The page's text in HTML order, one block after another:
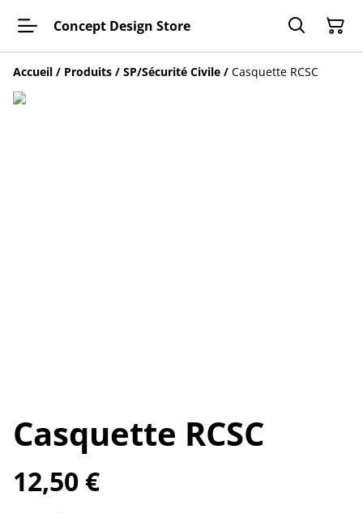
Concept Design Store
Accueil / Produits / SP/Sécurité Civile / Casquette RCSC
Casquette RCSC
12,50 €